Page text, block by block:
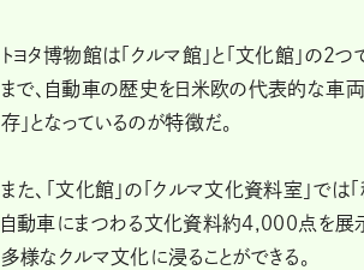
トヨタ博物館は「クルマ館」と「文化館」の
まで、自動車の歴史を日米欧の代表的な車
存」となっているのが特徴だ。
また、「文化館」の「クルマ文化資料室」では
自動車にまつわる文化資料約4,000点を展示
多様なクルマ文化に浸ることができる。